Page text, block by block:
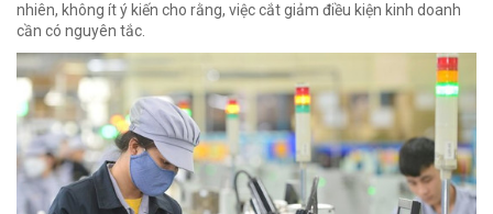
nhiên, không ít ý kiến cho rằng, việc cắt giảm điều kiện kinh doanh
cần có nguyên tắc.